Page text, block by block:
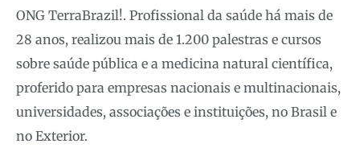
ONG TerraBrazil!. Profissional da saúde há mais de
28 anos, realizou mais de 1.200 palestras e cursos
sobre saúde pública e a medicina natural científica,
proferido para empresas nacionais e multinacionais,
universidades, associações e instituições, no Brasil e
no Exterior.